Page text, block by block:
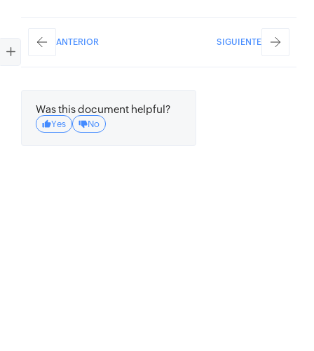
ANTERIOR SIGUIENTE
Was this document helpful?
Yes No